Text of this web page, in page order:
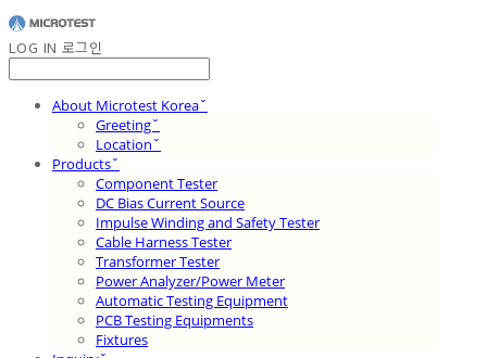
LOG IN 로그인
About Microtest Koreaˇ
Greetingˇ
Locationˇ
Productsˇ
Component Tester
DC Bias Current Source
Impulse Winding and Safety Tester
Cable Harness Tester
Transformer Tester
Power Analyzer/Power Meter
Automatic Testing Equipment
PCB Testing Equipments
Fixtures